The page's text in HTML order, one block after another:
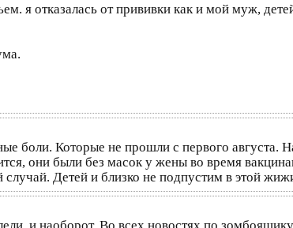
я отказалась от прививки как и мой муж,
боли. Которые не прошли с первого августа.
они были без масок у жены во время
случай. Детей и близко не подпустим в этой
и наоборот. Во всех новостях по